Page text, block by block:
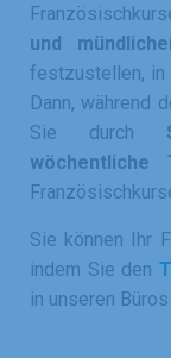
und
festzustellen, in
Dann, während
Sie durch
wöchentliche
Sie können Ihr
indem Sie den
in unseren